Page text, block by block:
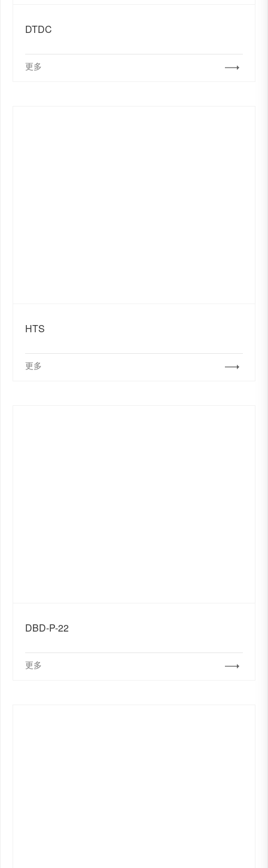
DTDC
更多
HTS
更多
DBD-P-22
更多